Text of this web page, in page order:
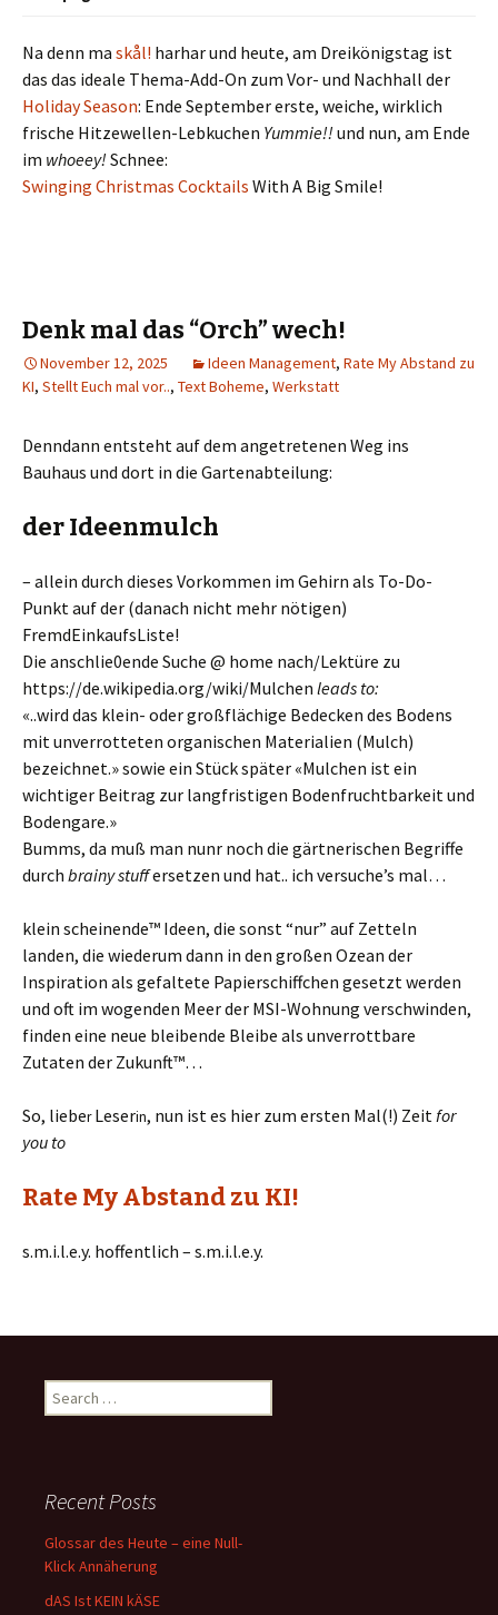
Na denn ma skål! harhar und heute, am Dreikönigstag ist
das das ideale Thema-Add-On zum Vor- und Nachhall der
Holiday Season: Ende September erste, weiche, wirklich
frische Hitzewellen-Lebkuchen Yummie!! und nun, am Ende
im whoeey! Schnee:
Swinging Christmas Cocktails With A Big Smile!
Denk mal das “Orch” wech!
November 12, 2025 Ideen Management, Rate My Abstand zu
KI, Stellt Euch mal vor.., Text Boheme, Werkstatt
Denndann entsteht auf dem angetretenen Weg ins
Bauhaus und dort in die Gartenabteilung:
der Ideenmulch
– allein durch dieses Vorkommen im Gehirn als To-Do-
Punkt auf der (danach nicht mehr nötigen)
FremdEinkaufsListe!
Die anschlie0ende Suche @ home nach/Lektüre zu
https://de.wikipedia.org/wiki/Mulchen leads to:
«..wird das klein- oder großflächige Bedecken des Bodens
mit unverrotteten organischen Materialien (Mulch)
bezeichnet.» sowie ein Stück später «Mulchen ist ein
wichtiger Beitrag zur langfristigen Bodenfruchtbarkeit und
Bodengare.»
Bumms, da muß man nunr noch die gärtnerischen Begriffe
durch brainy stuffersetzen und hat.. ich versuche’s mal…
klein scheinende™ Ideen, die sonst “nur” auf Zetteln
landen, die wiederum dann in den großen Ozean der
Inspiration als gefaltete Papierschiffchen gesetzt werden
und oft im wogenden Meer der MSI-Wohnung verschwinden,
finden eine neue bleibende Bleibe als unverrottbare
Zutaten der Zukunft™…
So, lieberLeserin, nun ist es hier zum ersten Mal(!) Zeit for
you to
Rate My Abstand zu KI!
s.m.i.l.e.y. hoffentlich – s.m.i.l.e.y.
Search
for:
Recent Posts
Glossar des Heute – eine Null-
Klick Annäherung
dAS Ist KEIN kÄSE